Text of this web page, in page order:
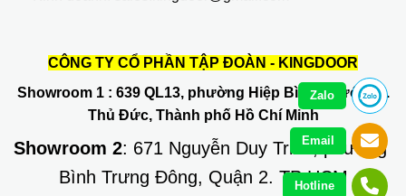
CÔNG TY CỔ PHẦN TẬP ĐOÀN - KINGDOOR
Showroom 1: 639 QL13, phường Hiệp Bình Phước, Q.
Thủ Đức, Thành phố Hồ Chí Minh
Showroom 2: 671 Nguyễn Duy Trinh, phường
Bình Trưng Đông, Quận 2. TP HCM
Zalo
Email
Hotline